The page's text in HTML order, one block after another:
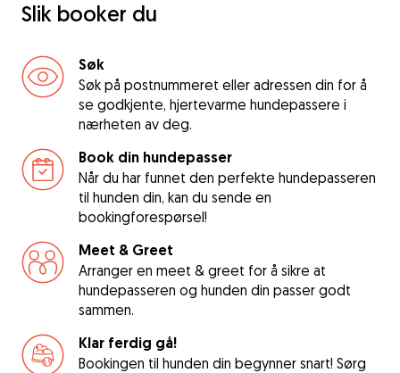
Slik booker du
Søk
Søk på postnummeret eller adressen din for å
se godkjente, hjertevarme hundepassere i
nærheten av deg.
Book din hundepasser
Når du har funnet den perfekte hundepasseren
til hunden din, kan du sende en
bookingforespørsel!
Meet & Greet
Arranger en meet & greet for å sikre at
hundepasseren og hunden din passer godt
sammen.
Klar ferdig gå!
Bookingen til hunden din begynner snart! Sørg